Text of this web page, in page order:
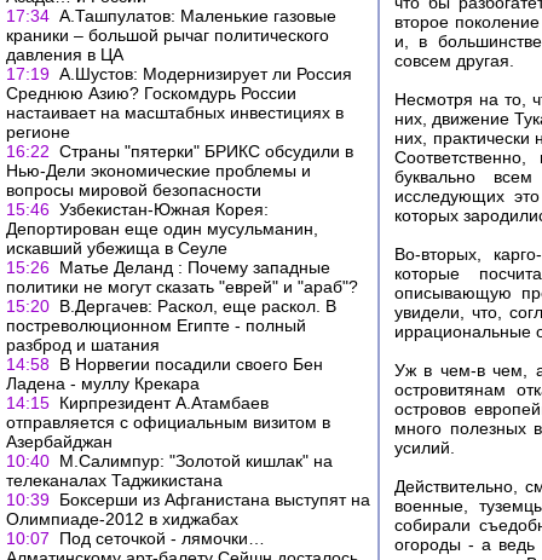
17:34 А.Ташпулатов: Маленькие газовые
краники – большой рычаг политического
давления в ЦА
17:19 А.Шустов: Модернизирует ли Россия
Среднюю Азию? Госкомдурь России
настаивает на масштабных инвестициях в
регионе
16:22 Страны "пятерки" БРИКС обсудили в
Нью-Дели экономические проблемы и
вопросы мировой безопасности
15:46 Узбекистан-Южная Корея:
Депортирован еще один мусульманин,
искавший убежища в Сеуле
15:26 Матье Деланд : Почему западные
политики не могут сказать "еврей" и "араб"?
15:20 В.Дергачев: Раскол, еще раскол. В
постреволюционном Египте - полный
разброд и шатания
14:58 В Норвегии посадили своего Бен
Ладена - муллу Крекара
14:15 Кирпрезидент А.Атамбаев
отправляется с официальным визитом в
Азербайджан
10:40 М.Салимпур: "Золотой кишлак" на
телеканалах Таджикистана
10:39 Боксерши из Афганистана выступят на
Олимпиаде-2012 в хиджабах
10:07
Под сеточкой - лямочки…
второе
и, в
совсем другая.
Несмотря на то,
них, движение
них,
буквально
исследующих
которых
Во-вторых,
которые
описывающую
увидели, что,
иррациональные
Уж в чем-в чем, а
островитянам
островов
много полезных
усилий.
Действительно,
военные,
собирали
огороды - а ведь